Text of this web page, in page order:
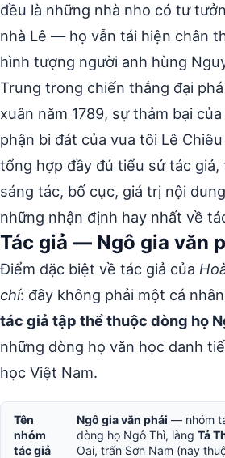
đều là những nhà nho có tư
nhà Lê — họ vẫn tái hiện chân
hình tượng người anh hùng
Trung trong chiến thắng đại
xuân năm 1789, sự thảm bại
phận bi đát của vua tôi Lê
tổng hợp đầy đủ tiểu sử tác giả,
sáng tác, bố cục, giá trị nội
những nhận định hay nhất về
Tác giả — Ngô gia văn
Điểm đặc biệt về tác giả của
chí: đây không phải một cá
tác giả tập thể thuộc dòng họ
những dòng họ văn học danh
học Việt Nam.
Tên
nhóm
tác giả
Ngô gia văn phái — nhóm
dòng họ Ngô Thì, làng Tả
Oai, trấn Sơn Nam (nay